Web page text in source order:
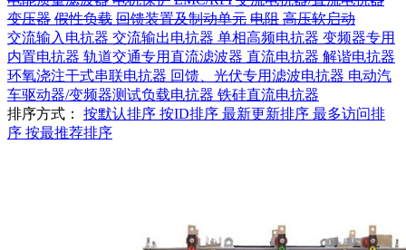
变压器 假性负载 回馈装置及制动单元 电阻 高压软启动
交流输入电抗器 交流输出电抗器 单相高频电抗器 变频器专用
内置电抗器 轨道交通专用直流滤波器 直流电抗器 解谐电抗器
环氧浇注干式串联电抗器 回馈、光伏专用滤波电抗器 电动汽
车驱动器/变频器测试负载电抗器 铁硅直流电抗器
排序方式：
按默认排序 按ID排序 最新更新排序 最多访问排
序 按最推荐排序